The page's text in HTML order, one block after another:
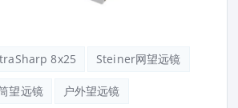
8x25 Steiner网望远镜
望远镜 户外望远镜